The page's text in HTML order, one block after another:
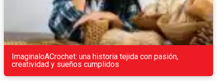
ImaginaloACrochet: una historia tejida con pasión,
creatividad y sueños cumplidos